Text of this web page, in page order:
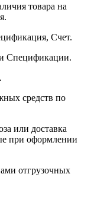
товара на
Счет.
Спецификации.
средств по
или доставка
при оформлении
отгрузочных